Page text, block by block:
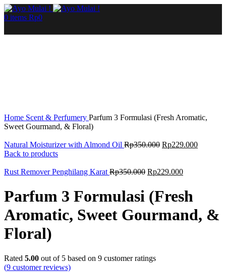
0 items Rp0
Home Scent & Perfumery Parfum 3 Formulasi (Fresh Aromatic,
Sweet Gourmand, & Floral)
Natural Moisturizer with Almond Oil Rp350.000 Rp229.000
Back to products
Rust Remover Penghilang Karat Rp350.000 Rp229.000
Parfum 3 Formulasi (Fresh
Aromatic, Sweet Gourmand, &
Floral)
Rated 5.00 out of 5 based on 9 customer ratings
(9 customer reviews)